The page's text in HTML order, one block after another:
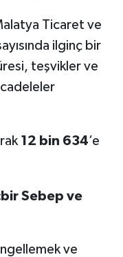
Ticaret ve
ilginç bir
teşvikler ve
12 bin 634’e
Sebep ve
ve